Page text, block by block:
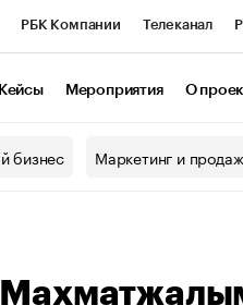
РБК Компании Телеканал
Кейсы Мероприятия О
бизнес Маркетинг и